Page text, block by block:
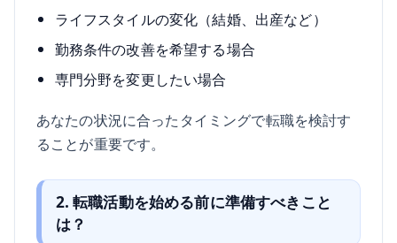
ライフスタイルの変化（結婚、出産など）
勤務条件の改善を希望する場合
専門分野を変更したい場合
あなたの状況に合ったタイミングで転職を検討す
ることが重要です。
2. 転職活動を始める前に準備すべきこと
は？